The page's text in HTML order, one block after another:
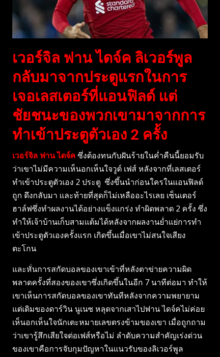
เวอร์จิล ฟาน ไดจ์ค ลิเวอร์พูล
กลับมาจากประตูแรกในการ
เจอเลสเตอร์ที่แอนฟิลด์ แต่
ชัยชนะของพวกเขามาจากการ
ทำเข้าประตูตัวเอง 2 ครั้ง
เวอร์จิล ฟาน ไดจ์ค ซึ่งต้องทนกับฝันร้ายในค่ำคืนนี้ยอมรับ
ว่าเขาไม่มีความเห็นอกเห็นใจวูต์ เฟส์ หลังจากที่เลสเตอร์
ทำเข้าประตูตัวเอง 2 ประตู ซึ่งขึ้นนำก่อนใครในแอนฟิลด์
ถูก ดึงกลับมา และท้ายที่สุดก็ไม่เหลืออะไรเลย เซ็นเตอร์
ฮาล์ฟซึ่งทำผลงานได้อย่างแข็งแกร่ง ทำผิดพลาด 2 ครั้ง ซึ่ง
ทำให้เจ้าบ้านเก็บสามแต้มได้หลังจากผลงานย่ำแย่การทำ
เข้าประตูตัวเองครั้งแรก เกิดขึ้นเมื่อเขาไม่สนใจเสียง
ตะโกน
และหั่นการสกัดบอลของเขาเข้าที่หลังตาข่ายความผิด
พลาดครั้งที่สองของเขาซึ่งเกิดขึ้นในอีก 7 นาทีต่อมา ทำให้
เขาเห็นการสกัดบอลของเขาทันทีหลังจากความพยายาม
แต่เดิมของดาร์วิน นูเนซ หลุดจากเสาไปฟาน ไดจ์คไม่ค่อย
เห็นอกเห็นใจนักเตะหมายเลขตรงข้ามของเขา เมื่อถูกถาม
ว่าเขารู้สึกเสียใจต่อเฟส์หรือไม่ ลำดับความสำคัญเร่งด่วน
ของเขาคือการจับกุมปัญหาในแนวรับของลิเวอร์พูล